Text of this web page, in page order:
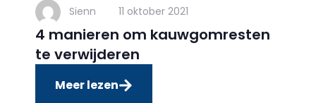
Sienn
11 oktober 2021
4 manieren om kauwgomresten
te verwijderen
Meer lezen